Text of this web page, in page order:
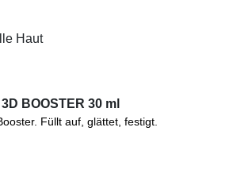
Haut
BOOSTER 30 ml
Feuchtigkeits-Booster für Ihre Haut.
Haut
BOOSTER 30 ml
Füllt auf, glättet, festigt.